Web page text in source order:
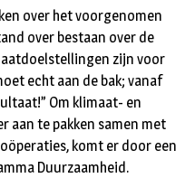
over het voorgenomen
over bestaan over de
zijn voor
echt aan de bak; vanaf
Om klimaat- en
aan te pakken samen met
komt er door een
Duurzaamheid.